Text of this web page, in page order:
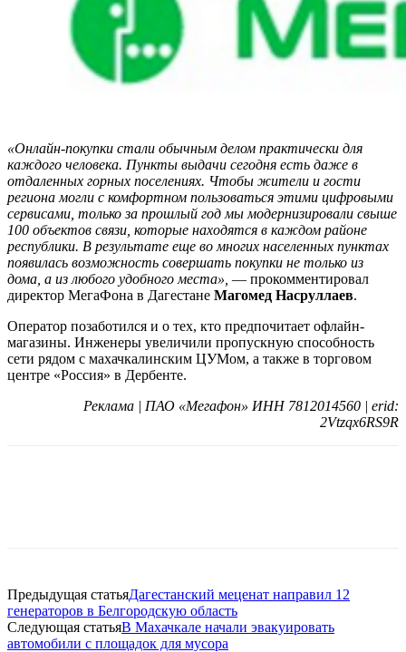
«Онлайн-покупки стали обычным делом практически для
каждого человека. Пункты выдачи сегодня есть даже в
отдаленных горных поселениях. Чтобы жители и гости
региона могли с комфортном пользоваться этими цифровыми
сервисами, только за прошлый год мы модернизировали свыше
100 объектов связи, которые находятся в каждом районе
республики. В результате еще во многих населенных пунктах
появилась возможность совершать покупки не только из
дома, а из любого удобного места», — прокомментировал
директор МегаФона в Дагестане Магомед Насруллаев.
Оператор позаботился и о тех, кто предпочитает офлайн-
магазины. Инженеры увеличили пропускную способность
сети рядом с махачкалинским ЦУМом, а также в торговом
центре «Россия» в Дербенте.
Реклама | ПАО «Мегафон» ИНН 7812014560 | erid:
2Vtzqx6RS9R
Предыдущая статьяДагестанский меценат направил 12
генераторов в Белгородскую область
Следующая статьяВ Махачкале начали эвакуировать
автомобили с площадок для мусора